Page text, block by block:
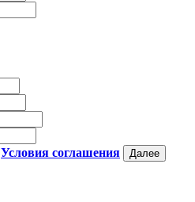
Условия соглашения Далее